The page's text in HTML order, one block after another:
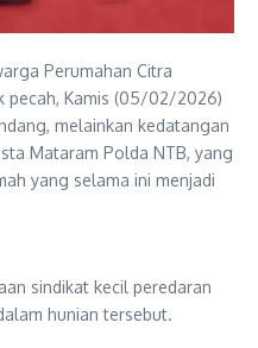
Perumahan Citra
pecah, Kamis (05/02/2026)
melainkan kedatangan
Mataram Polda NTB, yang
yang selama ini menjadi
sindikat kecil peredaran
hunian tersebut.